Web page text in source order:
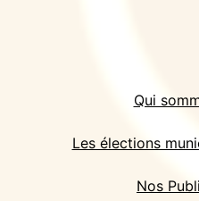
Qui
Les élections
Nos